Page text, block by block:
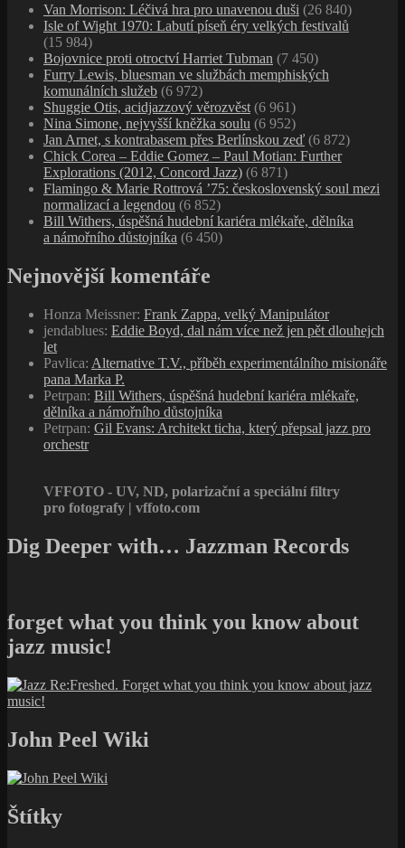
Van Morrison: Léčivá hra pro unavenou duši (26 840)
Isle of Wight 1970: Labutí píseň éry velkých festivalů
(15 984)
Bojovnice proti otroctví Harriet Tubman (7 450)
Furry Lewis, bluesman ve službách memphiských
komunálních služeb (6 972)
Shuggie Otis, acidjazzový věrozvěst (6 961)
Nina Simone, nejvyšší kněžka soulu (6 952)
Jan Arnet, s kontrabasem přes Berlínskou zeď (6 872)
Chick Corea – Eddie Gomez – Paul Motian: Further
Explorations (2012, Concord Jazz) (6 871)
Flamingo & Marie Rottrová ’75: československý soul mezi
normalizací a legendou (6 852)
Bill Withers, úspěšná hudební kariéra mlékaře, dělníka
a námořního důstojníka (6 450)
Nejnovější komentáře
Honza Meissner: Frank Zappa, velký Manipulátor
jendablues: Eddie Boyd, dal nám více než jen pět dlouhejch
let
Pavlica: Alternative T.V., příběh experimentálního misionáře
pana Marka P.
Petrpan: Bill Withers, úspěšná hudební kariéra mlékaře,
dělníka a námořního důstojníka
Petrpan: Gil Evans: Architekt ticha, který přepsal jazz pro
orchestr
VFFOTO - UV, ND, polarizační a speciální filtry
pro fotografy | vffoto.com
Dig Deeper with… Jazzman Records
forget what you think you know about
jazz music!
John Peel Wiki
Štítky